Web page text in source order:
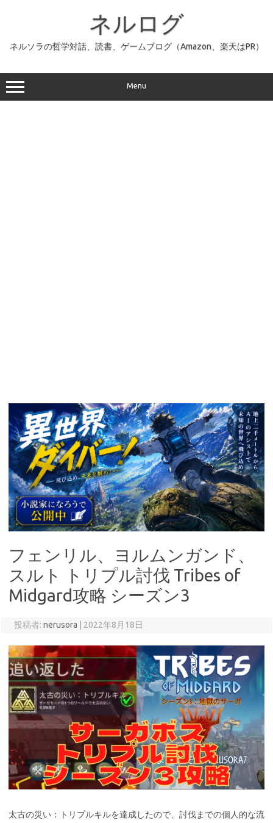
ッ
プ
ネルログ
ネルソラの哲学対話、読書、ゲームブログ（Amazon、楽天はPR）
Menu
フェンリル、ヨルムンガンド、
スルト トリプル討伐 Tribes of
Midgard攻略 シーズン3
投稿者: nerusora 2022年8月18日
太古の災い：トリプルキルを達成したので、討伐までの個人的な流